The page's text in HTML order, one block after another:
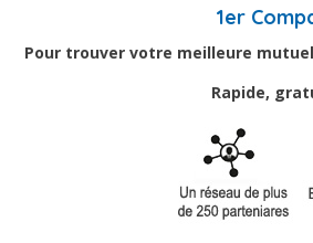
1er
Pour trouver votre meilleure
Rapide,